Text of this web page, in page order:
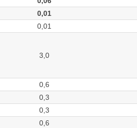
0,01
0,01
3,0
0,6
0,3
0,3
0,6